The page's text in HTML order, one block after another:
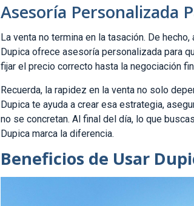
Asesoría Personalizada
La venta no termina en la tasación. De
Dupica ofrece asesoría personalizada para
fijar el precio correcto hasta la negociación
Recuerda, la rapidez en la venta no solo
Dupica te ayuda a crear esa estrategia,
no se concretan. Al final del día, lo que
Dupica marca la diferencia.
Beneficios de Usar